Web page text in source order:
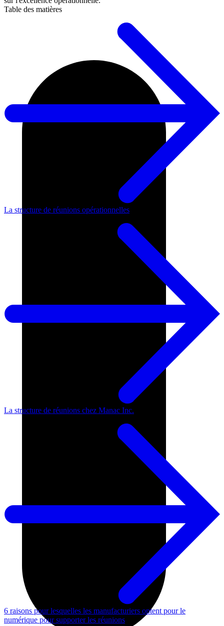
Table des matières
La structure de réunions opérationnelles
La structure de réunions chez Manac Inc.
6 raisons pour lesquelles les manufacturiers optent pour le
numérique pour supporter les réunions